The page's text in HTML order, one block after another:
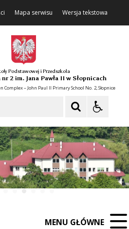
Mapa serwisu Wersja tekstowa
Podstawowej i Przedszkola
2 im. Jana Pawła II w Słopnicach
– John Paul II Primary School No. 2, Słopnice
Element
MENU GŁÓWNE